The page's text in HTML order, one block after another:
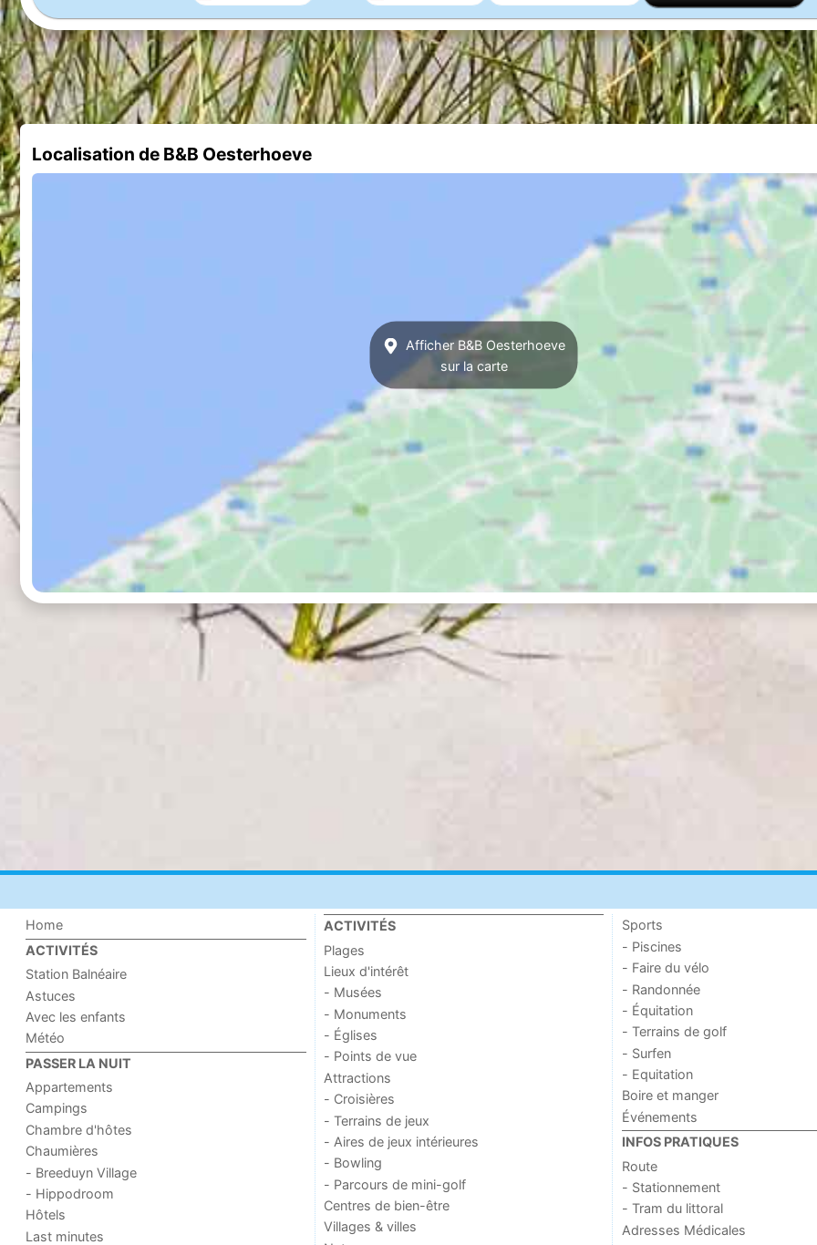
Localisation de B&B Oesterhoeve
Afficher B&B Oesterhoeve
sur la carte
Home
ACTIVITÉS
Station Balnéaire
Astuces
Avec les enfants
Météo
PASSER LA NUIT
Appartements
Campings
Chambre d'hôtes
Chaumières
- Breeduyn Village
- Hippodroom
Hôtels
Last minutes
ACTIVITÉS
Plages
Lieux d'intérêt
- Musées
- Monuments
- Églises
- Points de vue
Attractions
- Croisières
- Terrains de jeux
- Aires de jeux intérieures
- Bowling
- Parcours de mini-golf
Centres de bien-être
Villages & villes
Sports
- Piscines
- Faire du vélo
- Randonnée
- Équitation
- Terrains de golf
- Surfen
- Equitation
Boire et manger
Événements
INFOS PRATIQUES
Route
- Stationnement
- Tram du littoral
Adresses Médicales